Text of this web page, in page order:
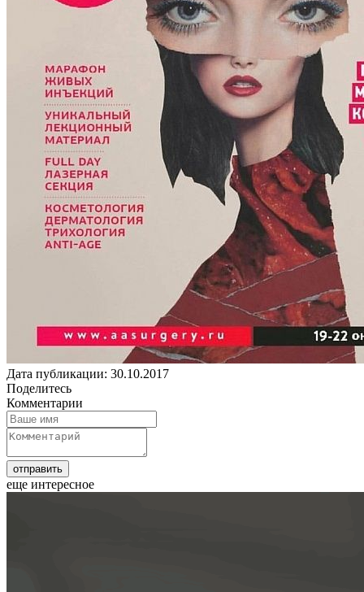
Дата публикации: 30.10.2017
Поделитесь
Комментарии
еще интересное